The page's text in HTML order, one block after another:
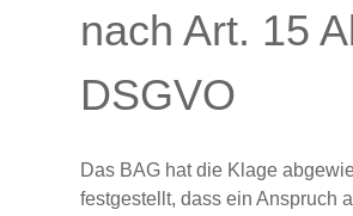
nach Art. 15
DSGVO
Das BAG hat die Klage
festgestellt, dass ein Anspruch